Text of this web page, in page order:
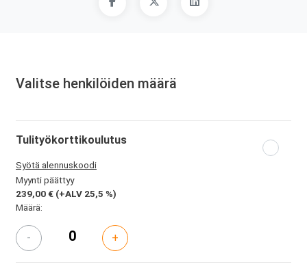
Valitse henkilöiden määrä
Tulityökorttikoulutus
Syötä alennuskoodi
Myynti päättyy
239,00 € (+ALV 25,5 %)
Määrä:
- +